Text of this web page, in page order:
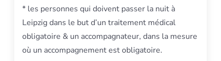
* les personnes qui doivent passer la nuit à
Leipzig dans le but d’un traitement médical
obligatoire & un accompagnateur, dans la mesure
où un accompagnement est obligatoire.